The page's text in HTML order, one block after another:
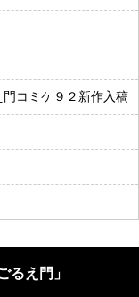
コミケ９２新作入稿
るえ門」